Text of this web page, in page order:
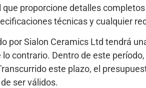
proporcione detalles
técnicas y cualquier
por Sialon Ceramics Ltd tendrá
contrario. Dentro de este
este plazo, el
ser válidos.